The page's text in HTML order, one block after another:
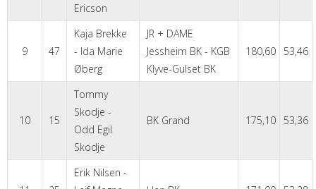
Ericson
9 47
Kaja Brekke
- Ida Marie
Øberg
JR + DAME
Jessheim BK - KGB
Klyve-Gulset BK
180,60 53,46
10 15
Tommy
Skodje -
Odd Egil
Skodje
BK Grand 175,10 53,36
Erik Nilsen -